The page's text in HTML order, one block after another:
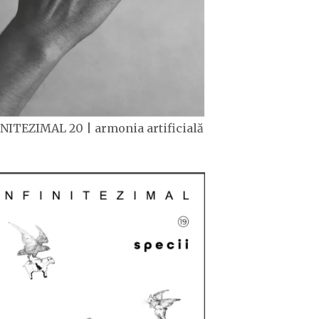
20 | armonia artificială